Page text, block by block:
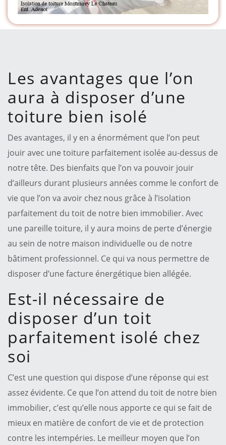
Les avantages que l’on
aura à disposer d’une
toiture bien isolé
Des avantages, il y en a énormément que l’on peut
jouir avec une toiture parfaitement isolée au-dessus de
notre tête. Des bienfaits que l’on va pouvoir jouir
d’ailleurs durant plusieurs années comme le confort de
vie que l’on va avoir chez nous grâce à l’isolation
parfaitement du toit de notre bien immobilier. Avec
une pareille toiture, il y aura moins de perte d’énergie
au sein de notre maison individuelle ou de notre
bâtiment professionnel. Ce qui va nous permettre de
disposer d’une facture énergétique bien allégée.
Est-il nécessaire de
disposer d’un toit
parfaitement isolé chez
soi
C’est une question qui dispose d’une réponse qui est
assez évidente. Ce que l’on attend du toit de notre bien
immobilier, c’est qu’elle nous apporte ce qui se fait de
mieux en matière de confort de vie et de protection
contre les intempéries. Le meilleur moyen que l’on